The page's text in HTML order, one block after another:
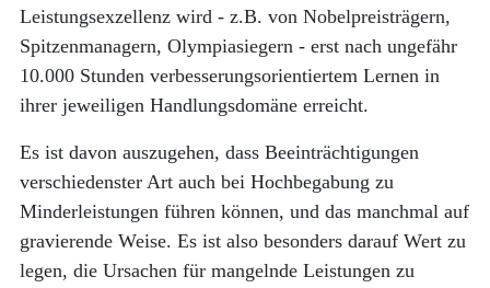
Leistungsexzellenz wird - z.B. von Nobelpreisträgern,
Spitzenmanagern, Olympiasiegern - erst nach ungefähr
10.000 Stunden verbesserungsorientiertem Lernen in
ihrer jeweiligen Handlungsdomäne erreicht.
Es ist davon auszugehen, dass Beeinträchtigungen
verschiedenster Art auch bei Hochbegabung zu
Minderleistungen führen können, und das manchmal auf
gravierende Weise. Es ist also besonders darauf Wert zu
legen, die Ursachen für mangelnde Leistungen zu